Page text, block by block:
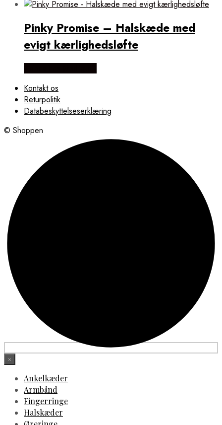
Pinky Promise – Halskæde med
evigt kærlighedsløfte
Kontakt os
Returpolitik
Databeskyttelseserklæring
© Shoppen
×
Ankelkæder
Armbånd
Fingerringe
Halskæder